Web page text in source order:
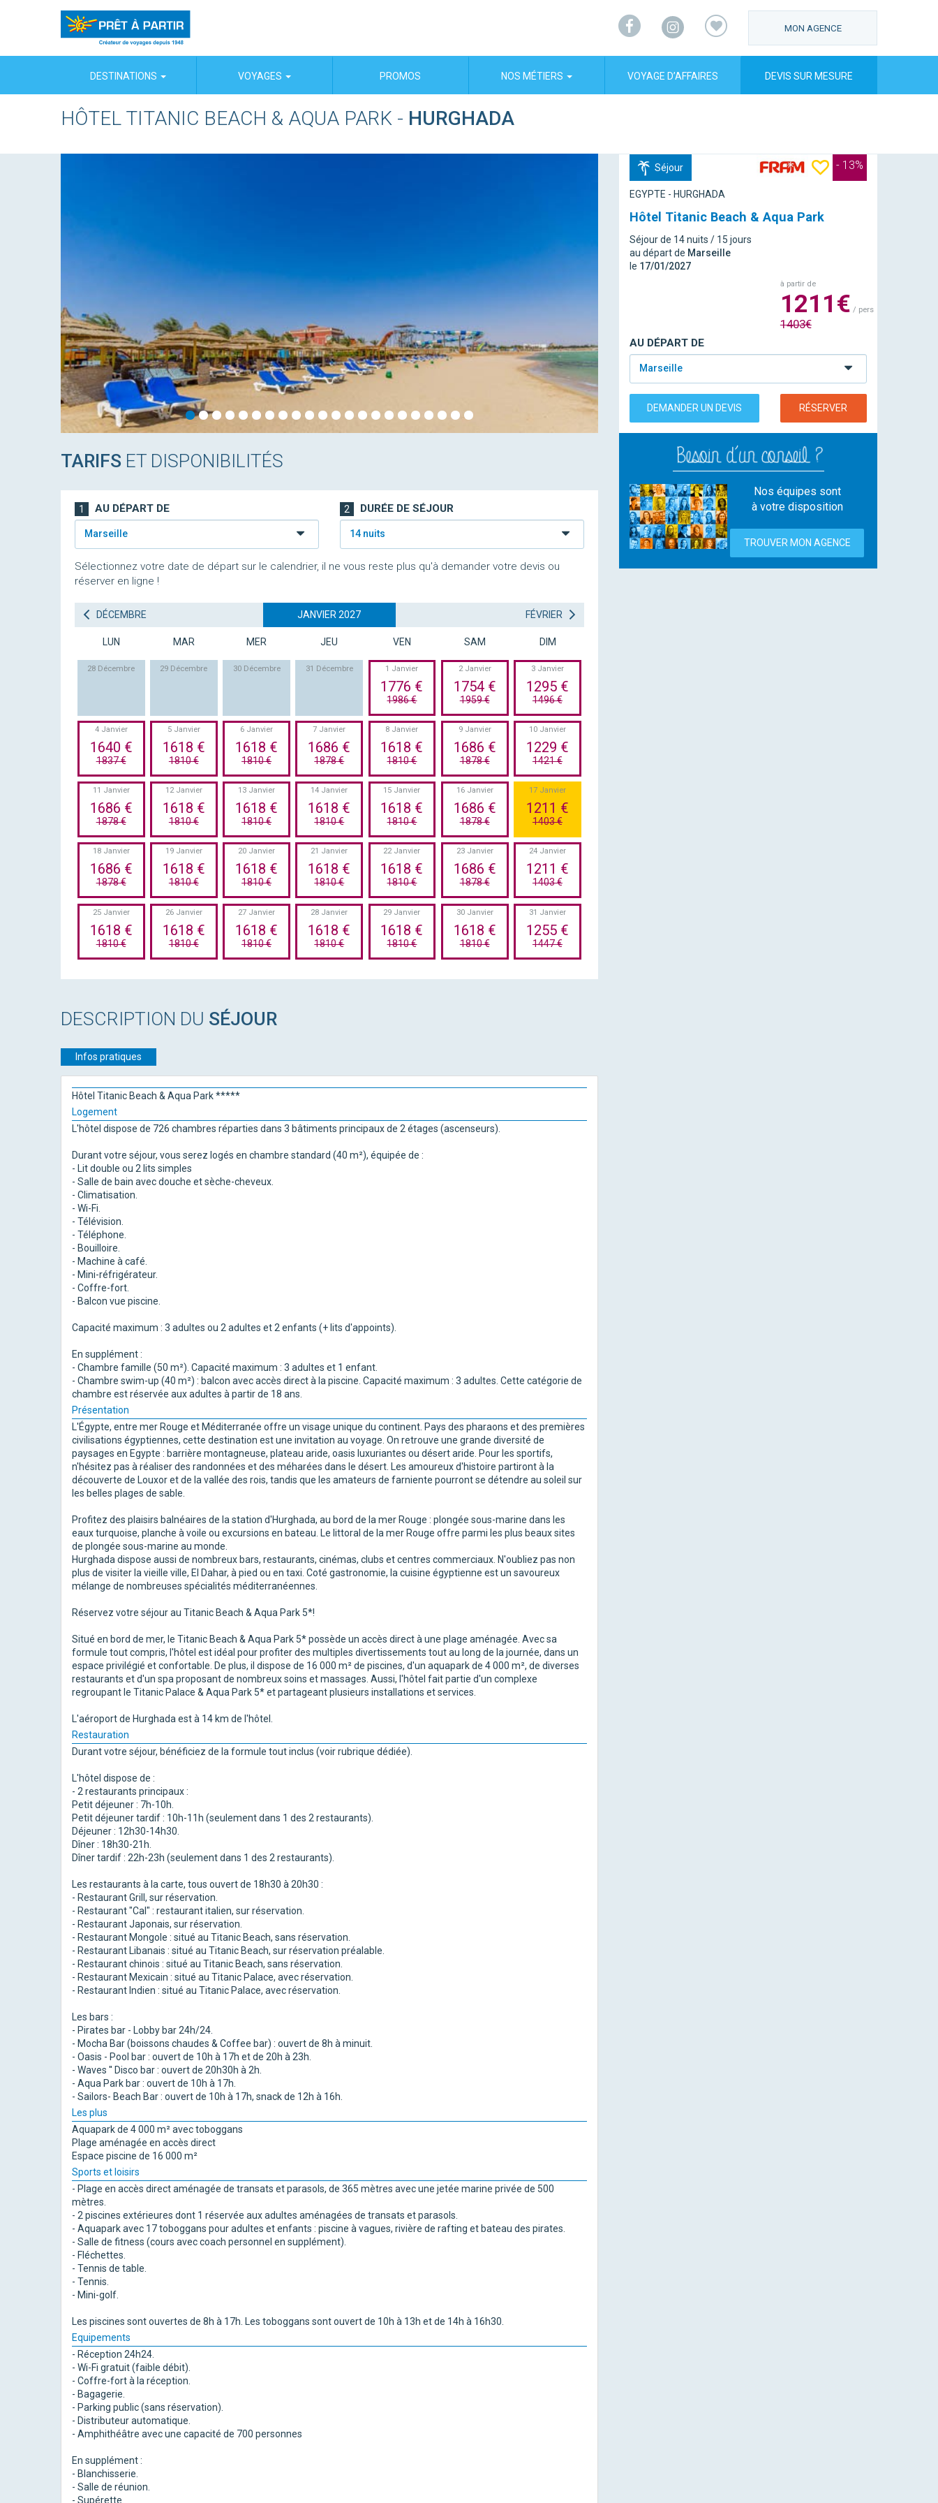
Facebook
Instagram
MON AGENCE
DESTINATIONS VOYAGES PROMOS NOS MÉTIERS VOYAGE D’AFFAIRES DEVIS SUR MESURE
HÔTEL TITANIC BEACH & AQUA PARK - HURGHADA
Séjour - 13%
EGYPTE - HURGHADA
Hôtel Titanic Beach & Aqua Park
Séjour de 14 nuits / 15 jours
au départ de Marseille
le 17/01/2027
à partir de
1211€ / pers
1403€
AU DÉPART DE
Marseille
DEMANDER UN DEVIS RÉSERVER
Nos équipes sont
à votre disposition
TROUVER MON AGENCE
TARIFS ET DISPONIBILITÉS
1 AU DÉPART DE
Marseille
2 DURÉE DE SÉJOUR
14 nuits
Sélectionnez votre date de départ sur le calendrier, il ne vous reste plus qu'à demander votre devis ou
réserver en ligne !
DÉCEMBRE JANVIER 2027 FÉVRIER
LUN MAR MER JEU VEN SAM DIM
28 Décembre 29 Décembre 30 Décembre 31 Décembre 1 Janvier
1776 €
1986 €
2 Janvier
1754 €
1959 €
3 Janvier
1295 €
1496 €
4 Janvier
1640 €
1837 €
5 Janvier
1618 €
1810 €
6 Janvier
1618 €
1810 €
7 Janvier
1686 €
1878 €
8 Janvier
1618 €
1810 €
9 Janvier
1686 €
1878 €
10 Janvier
1229 €
1421 €
11 Janvier
1686 €
1878 €
12 Janvier
1618 €
1810 €
13 Janvier
1618 €
1810 €
14 Janvier
1618 €
1810 €
15 Janvier
1618 €
1810 €
16 Janvier
1686 €
1878 €
17 Janvier
1211 €
1403 €
18 Janvier
1686 €
1878 €
19 Janvier
1618 €
1810 €
20 Janvier
1618 €
1810 €
21 Janvier
1618 €
1810 €
22 Janvier
1618 €
1810 €
23 Janvier
1686 €
1878 €
24 Janvier
1211 €
1403 €
25 Janvier
1618 €
1810 €
26 Janvier
1618 €
1810 €
27 Janvier
1618 €
1810 €
28 Janvier
1618 €
1810 €
29 Janvier
1618 €
1810 €
30 Janvier
1618 €
1810 €
31 Janvier
1255 €
1447 €
DESCRIPTION DU SÉJOUR
Infos pratiques
Hôtel Titanic Beach & Aqua Park *****
Logement
L'hôtel dispose de 726 chambres réparties dans 3 bâtiments principaux de 2 étages (ascenseurs).
Durant votre séjour, vous serez logés en chambre standard (40 m²), équipée de :
- Lit double ou 2 lits simples
- Salle de bain avec douche et sèche-cheveux.
- Climatisation.
- Wi-Fi.
- Télévision.
- Téléphone.
- Bouilloire.
- Machine à café.
- Mini-réfrigérateur.
- Coffre-fort.
- Balcon vue piscine.
Capacité maximum : 3 adultes ou 2 adultes et 2 enfants (+ lits d'appoints).
En supplément :
- Chambre famille (50 m²). Capacité maximum : 3 adultes et 1 enfant.
- Chambre swim-up (40 m²) : balcon avec accès direct à la piscine. Capacité maximum : 3 adultes. Cette catégorie de
chambre est réservée aux adultes à partir de 18 ans.
Présentation
L'Égypte, entre mer Rouge et Méditerranée offre un visage unique du continent. Pays des pharaons et des premières
civilisations égyptiennes, cette destination est une invitation au voyage. On retrouve une grande diversité de
paysages en Egypte : barrière montagneuse, plateau aride, oasis luxuriantes ou désert aride. Pour les sportifs,
n'hésitez pas à réaliser des randonnées et des méharées dans le désert. Les amoureux d'histoire partiront à la
découverte de Louxor et de la vallée des rois, tandis que les amateurs de farniente pourront se détendre au soleil sur
les belles plages de sable.
Profitez des plaisirs balnéaires de la station d'Hurghada, au bord de la mer Rouge : plongée sous-marine dans les
eaux turquoise, planche à voile ou excursions en bateau. Le littoral de la mer Rouge offre parmi les plus beaux sites
de plongée sous-marine au monde.
Hurghada dispose aussi de nombreux bars, restaurants, cinémas, clubs et centres commerciaux. N'oubliez pas non
plus de visiter la vieille ville, El Dahar, à pied ou en taxi. Coté gastronomie, la cuisine égyptienne est un savoureux
mélange de nombreuses spécialités méditerranéennes.
Réservez votre séjour au Titanic Beach & Aqua Park 5*!
Situé en bord de mer, le Titanic Beach & Aqua Park 5* possède un accès direct à une plage aménagée. Avec sa
formule tout compris, l'hôtel est idéal pour profiter des multiples divertissements tout au long de la journée, dans un
espace privilégié et confortable. De plus, il dispose de 16 000 m² de piscines, d'un aquapark de 4 000 m², de diverses
restaurants et d'un spa proposant de nombreux soins et massages. Aussi, l'hôtel fait partie d'un complexe
regroupant le Titanic Palace & Aqua Park 5* et partageant plusieurs installations et services.
L'aéroport de Hurghada est à 14 km de l'hôtel.
Restauration
Durant votre séjour, bénéficiez de la formule tout inclus (voir rubrique dédiée).
L'hôtel dispose de :
- 2 restaurants principaux :
Petit déjeuner : 7h-10h.
Petit déjeuner tardif : 10h-11h (seulement dans 1 des 2 restaurants).
Déjeuner : 12h30-14h30.
Dîner : 18h30-21h.
Dîner tardif : 22h-23h (seulement dans 1 des 2 restaurants).
Les restaurants à la carte, tous ouvert de 18h30 à 20h30 :
- Restaurant Grill, sur réservation.
- Restaurant "Cal" : restaurant italien, sur réservation.
- Restaurant Japonais, sur réservation.
- Restaurant Mongole : situé au Titanic Beach, sans réservation.
- Restaurant Libanais : situé au Titanic Beach, sur réservation préalable.
- Restaurant chinois : situé au Titanic Beach, sans réservation.
- Restaurant Mexicain : situé au Titanic Palace, avec réservation.
- Restaurant Indien : situé au Titanic Palace, avec réservation.
Les bars :
- Pirates bar - Lobby bar 24h/24.
- Mocha Bar (boissons chaudes & Coffee bar) : ouvert de 8h à minuit.
- Oasis - Pool bar : ouvert de 10h à 17h et de 20h à 23h.
- Waves '' Disco bar : ouvert de 20h30h à 2h.
- Aqua Park bar : ouvert de 10h à 17h.
- Sailors- Beach Bar : ouvert de 10h à 17h, snack de 12h à 16h.
Les plus
Aquapark de 4 000 m² avec toboggans
Plage aménagée en accès direct
Espace piscine de 16 000 m²
Sports et loisirs
- Plage en accès direct aménagée de transats et parasols, de 365 mètres avec une jetée marine privée de 500
mètres.
- 2 piscines extérieures dont 1 réservée aux adultes aménagées de transats et parasols.
- Aquapark avec 17 toboggans pour adultes et enfants : piscine à vagues, rivière de rafting et bateau des pirates.
- Salle de fitness (cours avec coach personnel en supplément).
- Fléchettes.
- Tennis de table.
- Tennis.
- Mini-golf.
Les piscines sont ouvertes de 8h à 17h. Les toboggans sont ouvert de 10h à 13h et de 14h à 16h30.
Equipements
- Réception 24h24.
- Wi-Fi gratuit (faible débit).
- Coffre-fort à la réception.
- Bagagerie.
- Parking public (sans réservation).
- Distributeur automatique.
- Amphithéâtre avec une capacité de 700 personnes
En supplément :
- Blanchisserie.
- Salle de réunion.
- Supérette.